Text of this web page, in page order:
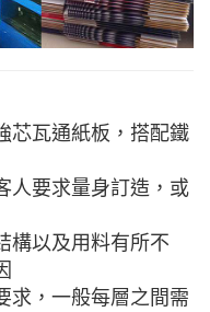
芯瓦通紙板，搭配鐵
人要求量身訂造，或
構以及用料有所不
求，一般每層之間需